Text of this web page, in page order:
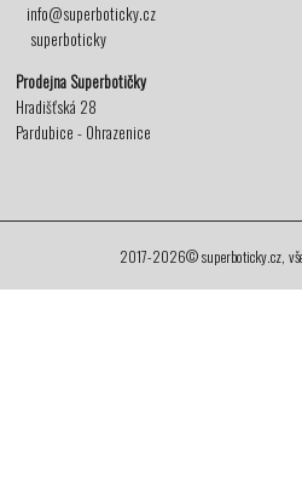
info@superboticky.cz
superboticky
Prodejna Superbotičky
Hradišťská 28
Pardubice - Ohrazenice
2017-2026© superboticky.cz,